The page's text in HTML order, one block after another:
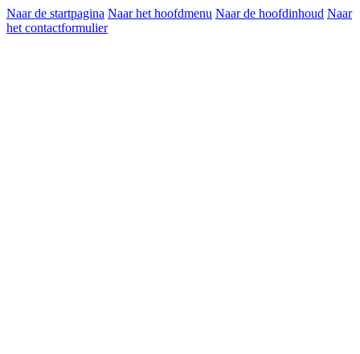
Naar de startpagina Naar het hoofdmenu Naar de hoofdinhoud Naar
het contactformulier